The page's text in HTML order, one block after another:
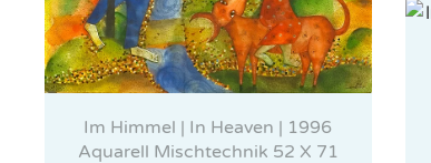
Im Himmel | In Heaven | 1996
Aquarell Mischtechnik 52 X 71